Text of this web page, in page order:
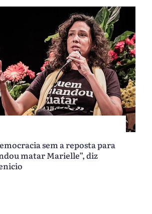
sem a reposta para
matar Marielle”, diz